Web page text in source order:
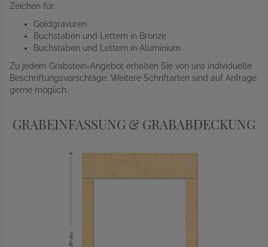
Zeichen für:
Goldgravuren
Buchstaben und Lettern in Bronze
Buchstaben und Lettern in Aluminium
Zu jedem Grabstein-Angebot erhalten Sie von uns individuelle
Beschriftungsvorschläge. Weitere Schriftarten sind auf Anfrage
gerne möglich.
GRABEINFASSUNG & GRABABDECKUNG